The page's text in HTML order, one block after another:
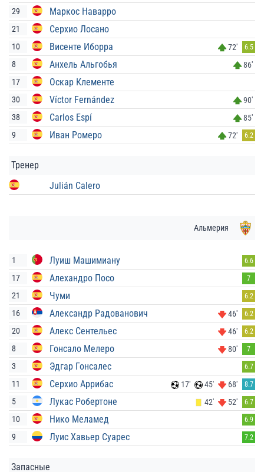
29 Маркос Наварро
21 Серхио Лосано
10 Висенте Иборра 72' 6.5
8 Анхель Альгобья
86'
17
Оскар Клементе
30 Víctor Fernández
90'
38
Carlos Espí
85'
9
Иван Ромеро 72' 6.2
Тренер
Julián Calero
Альмерия
1 Луиш Машимиану 6.6
17 Алехандро Посо 7
21 Чуми 6.2
16 Александр Радованович 46' 6.2
20 Алекс Сентельес 46' 6.2
8 Гонсало Мелеро 80' 7
3 Эдгар Гонсалес 6.7
11 Серхио Аррибас 17' 45' 68' 8.7
5 Лукас Робертоне 42' 52' 6.7
10 Нико Меламед 6.9
9 Луис Хавьер Суарес 7.2
Запасные